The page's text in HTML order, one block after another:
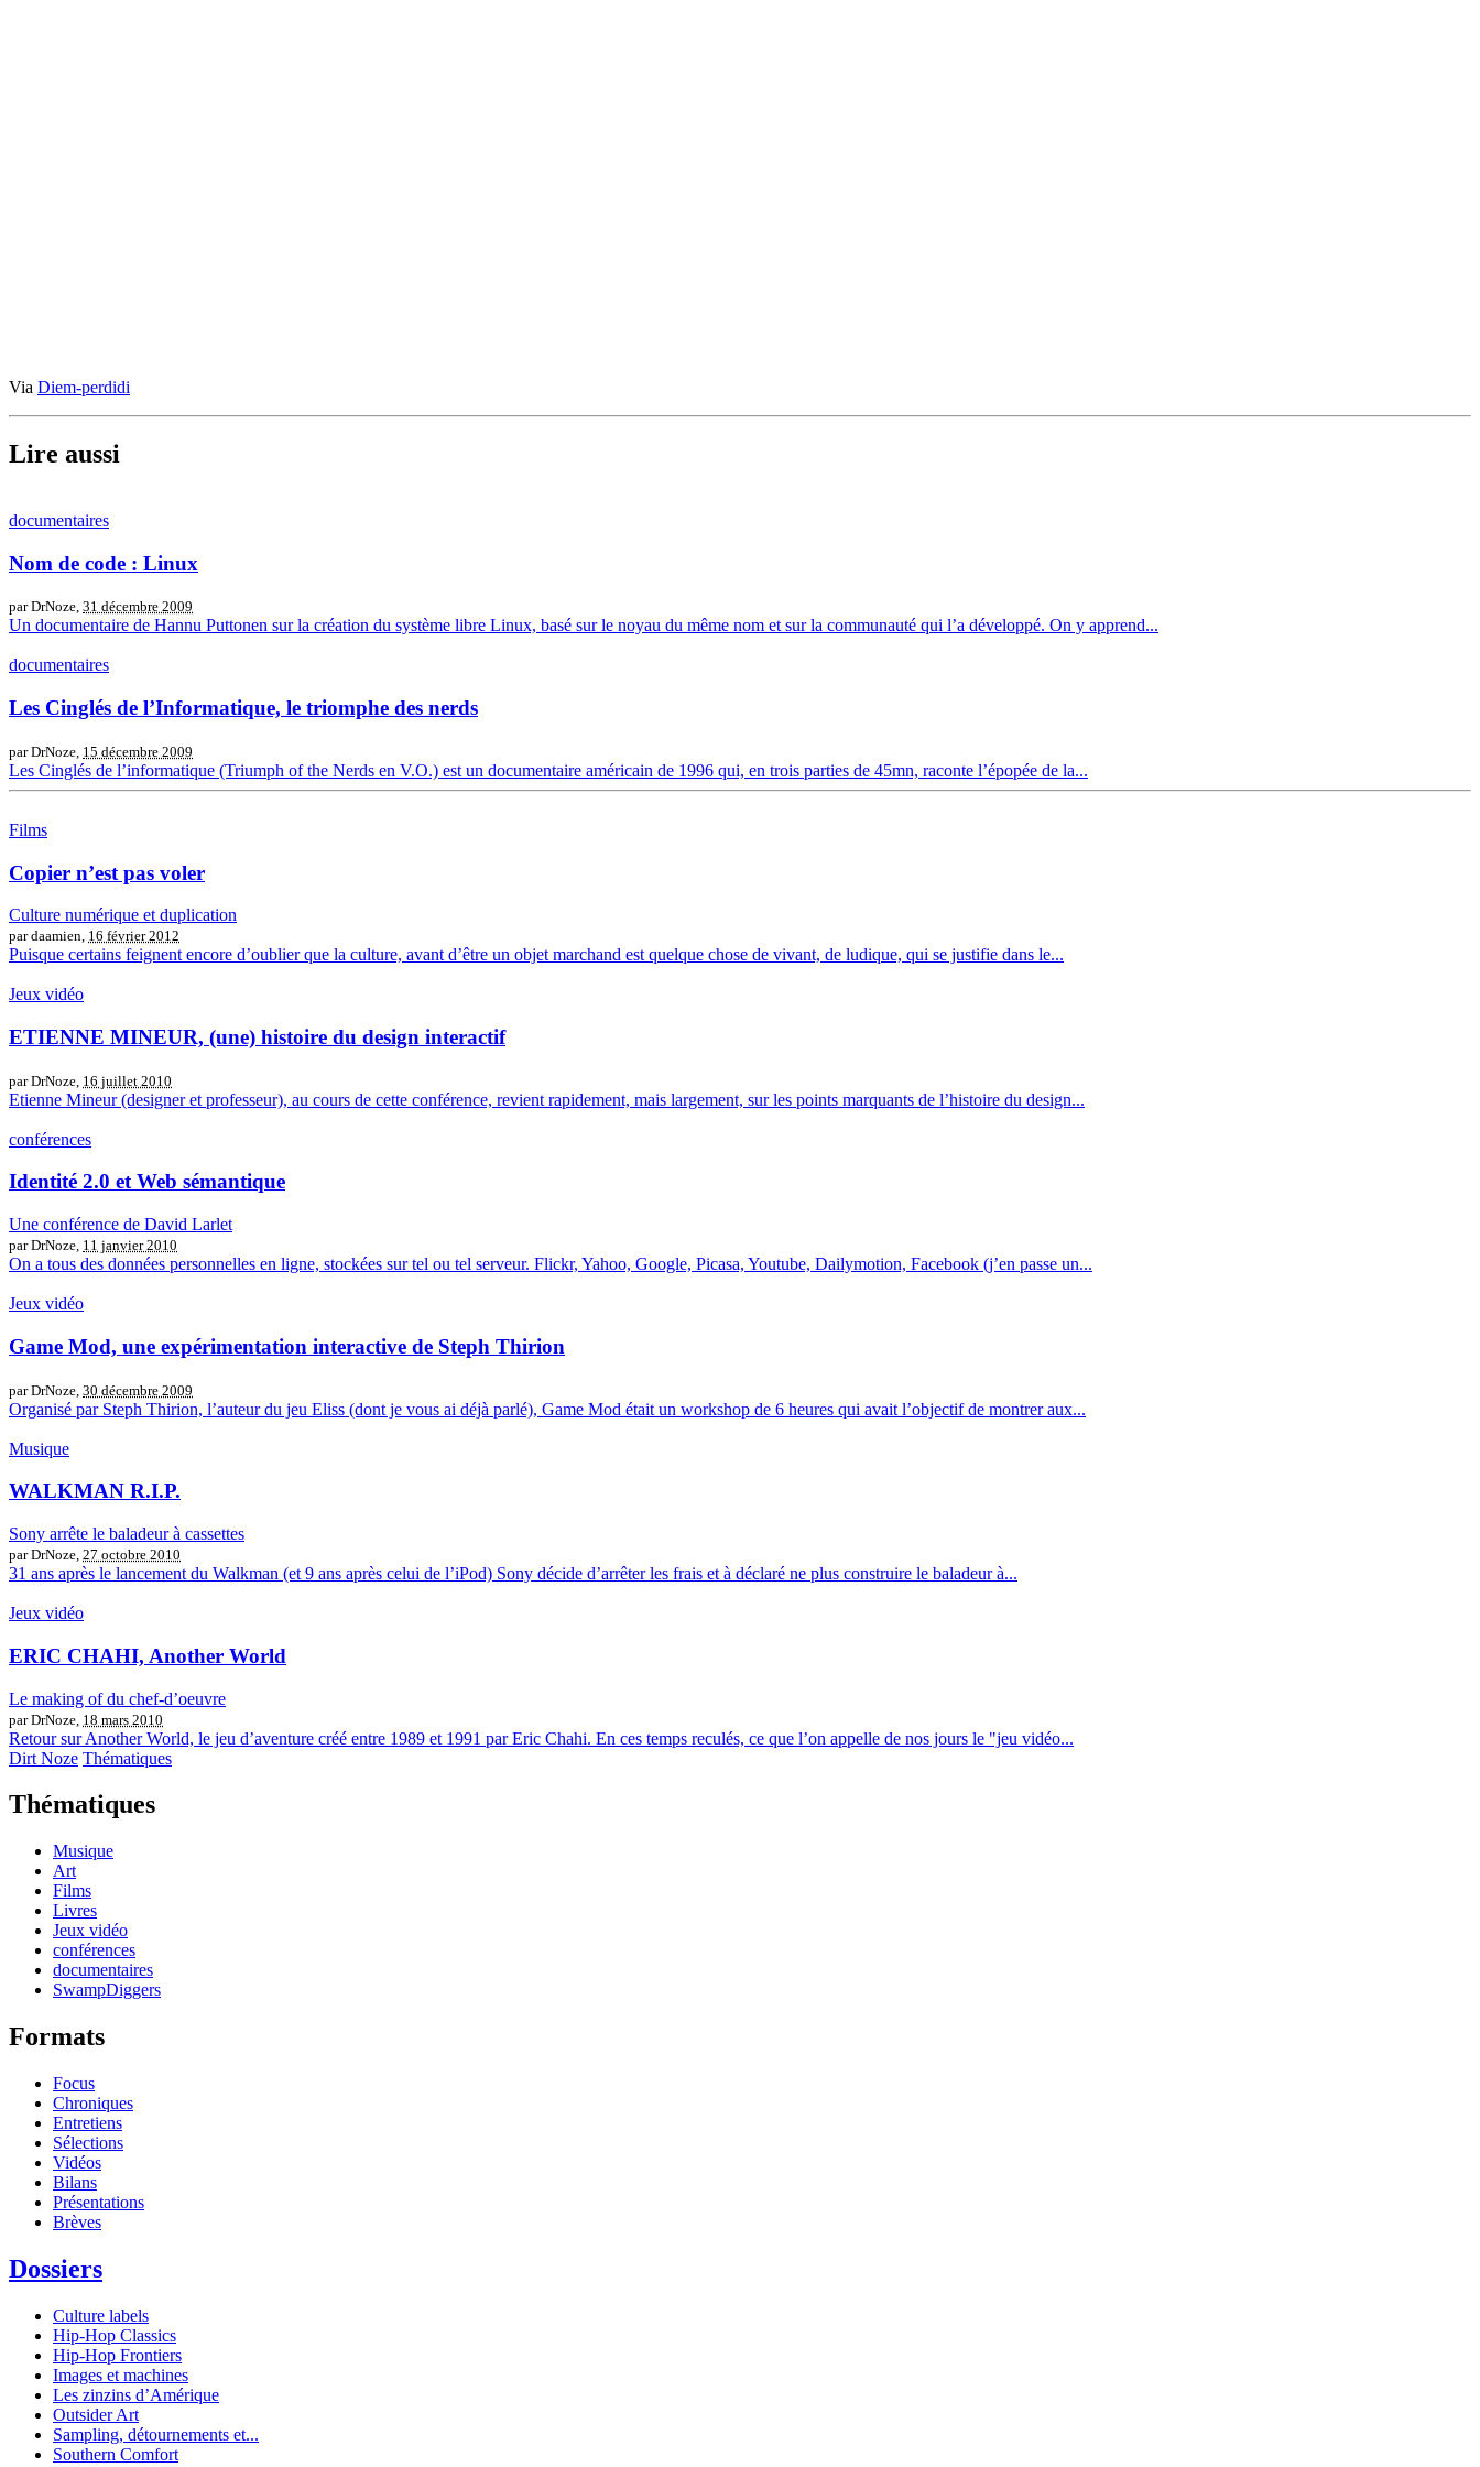
Via Diem-perdidi
Lire aussi
documentaires
Nom de code : Linux
par DrNoze, 31 décembre 2009
Un documentaire de Hannu Puttonen sur la création du système libre Linux, basé sur le noyau du même nom et sur la communauté qui l’a développé. On y apprend...
documentaires
Les Cinglés de l’Informatique, le triomphe des nerds
par DrNoze, 15 décembre 2009
Les Cinglés de l’informatique (Triumph of the Nerds en V.O.) est un documentaire américain de 1996 qui, en trois parties de 45mn, raconte l’épopée de la...
Films
Copier n’est pas voler
Culture numérique et duplication
par daamien, 16 février 2012
Puisque certains feignent encore d’oublier que la culture, avant d’être un objet marchand est quelque chose de vivant, de ludique, qui se justifie dans le...
Jeux vidéo
ETIENNE MINEUR, (une) histoire du design interactif
par DrNoze, 16 juillet 2010
Etienne Mineur (designer et professeur), au cours de cette conférence, revient rapidement, mais largement, sur les points marquants de l’histoire du design...
conférences
Identité 2.0 et Web sémantique
Une conférence de David Larlet
par DrNoze, 11 janvier 2010
On a tous des données personnelles en ligne, stockées sur tel ou tel serveur. Flickr, Yahoo, Google, Picasa, Youtube, Dailymotion, Facebook (j’en passe un...
Jeux vidéo
Game Mod, une expérimentation interactive de Steph Thirion
par DrNoze, 30 décembre 2009
Organisé par Steph Thirion, l’auteur du jeu Eliss (dont je vous ai déjà parlé), Game Mod était un workshop de 6 heures qui avait l’objectif de montrer aux...
Musique
WALKMAN R.I.P.
Sony arrête le baladeur à cassettes
par DrNoze, 27 octobre 2010
31 ans après le lancement du Walkman (et 9 ans après celui de l’iPod) Sony décide d’arrêter les frais et à déclaré ne plus construire le baladeur à...
Jeux vidéo
ERIC CHAHI, Another World
Le making of du chef-d’oeuvre
par DrNoze, 18 mars 2010
Retour sur Another World, le jeu d’aventure créé entre 1989 et 1991 par Eric Chahi. En ces temps reculés, ce que l’on appelle de nos jours le "jeu vidéo...
Dirt Noze Thématiques
Thématiques
Musique
Art
Films
Livres
Jeux vidéo
conférences
documentaires
SwampDiggers
Formats
Focus
Chroniques
Entretiens
Sélections
Vidéos
Bilans
Présentations
Brèves
Dossiers
Culture labels
Hip-Hop Classics
Hip-Hop Frontiers
Images et machines
Les zinzins d’Amérique
Outsider Art
Sampling, détournements et...
Southern Comfort